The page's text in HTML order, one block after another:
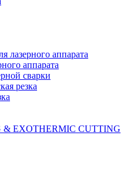
лазерного аппарата
аппарата
сварки
резка
& EXOTHERMIC CUTTING